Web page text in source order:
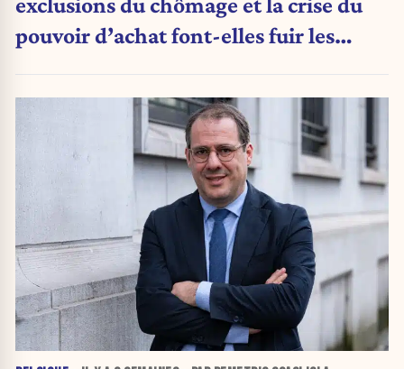
pouvoir d’achat font-elles fuir les